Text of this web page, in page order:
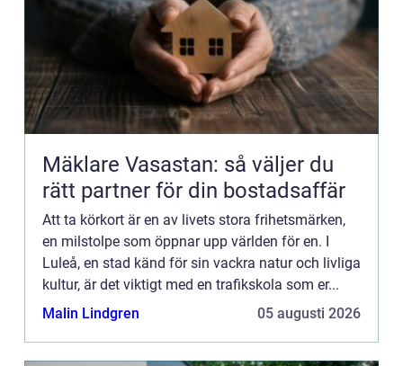
Mäklare Vasastan: så väljer du
rätt partner för din bostadsaffär
Att ta körkort är en av livets stora frihetsmärken,
en milstolpe som öppnar upp världen för en. I
Luleå, en stad känd för sin vackra natur och livliga
kultur, är det viktigt med en trafikskola som er...
Malin Lindgren
05 augusti 2026